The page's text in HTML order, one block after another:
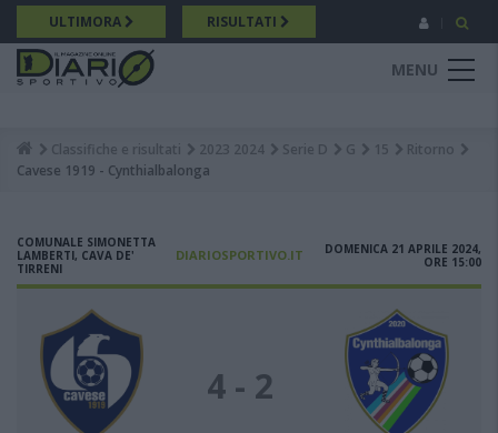
Salta
al
contenuto
principale
ULTIMORA RISULTATI
MENU
Breadcrumb
Classifiche e risultati 2023 2024 Serie D G 15
Ritorno
Cavese 1919 - Cynthialbalonga
COMUNALE SIMONETTA
LAMBERTI, CAVA DE'
TIRRENI
DIARIOSPORTIVO.IT
DOMENICA 21 APRILE 2024,
ORE 15:00
4 - 2